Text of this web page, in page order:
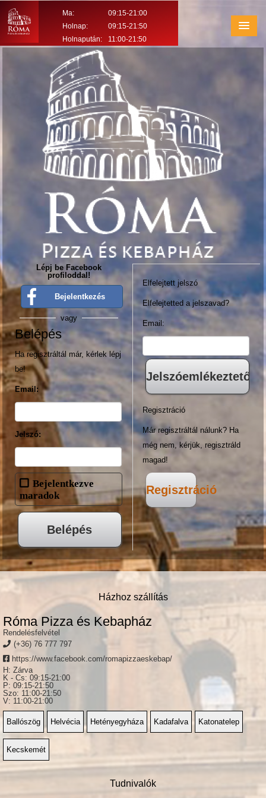
Ma:
09:15-21:00
Holnap:
09:15-21:50
Holnapután:
11:00-21:50
Lépj be Facebook
profiloddal!
Bejelentkezés
vagy
Belépés
Ha regisztráltál már, kérlek lépj
be!
Email:
Jelszó:
Bejelentkezve
maradok
Elfelejtett jelszó
Elfelejtetted a jelszavad?
Email:
Regisztráció
Már regisztráltál nálunk? Ha
még nem, kérjük, regisztráld
magad!
Regisztráció
Házhoz szállítás
Róma Pizza és Kebapház
Rendelésfelvétel
(+36) 76 777 797
https://www.facebook.com/romapizzaeskebap/
H: Zárva
K - Cs: 09:15-21:00
P: 09:15-21:50
Szo: 11:00-21:50
V: 11:00-21:00
Ballószög Helvécia Hetényegyháza Kadafalva Katonatelep
Kecskemét
Tudnivalók